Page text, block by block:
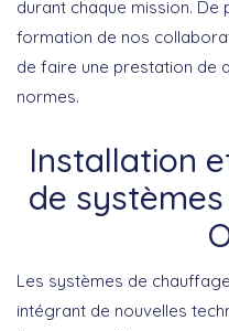
durant chaque mission. De
formation de nos
de faire une prestation de
normes.
Installation
de
Les systèmes de
intégrant de nouvelles